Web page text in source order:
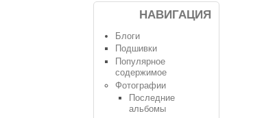
НАВИГАЦИЯ
Блоги
Подшивки
Популярное
содержимое
Фотографии
Последние
альбомы